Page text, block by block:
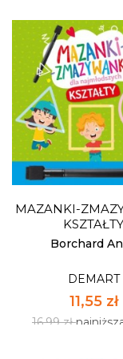
EGZAMINDEMART
20,33 zł
29,90 zł
Ilość:
DO
MAZANKI-
KSZTAŁTY
Borchard
DEMART
11,55 zł
16,99 zł